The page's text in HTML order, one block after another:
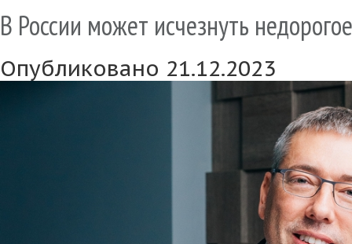
В России может исчезнуть
Опубликовано 21.12.2023